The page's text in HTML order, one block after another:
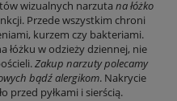
wizualnych narzuta na łóżko
Przede wszystkim chroni
kurzem czy bakteriami.
łóżku w odzieży dziennej, nie
Zakup narzuty polecamy
bądź alergikom. Nakrycie
przed pyłkami i sierścią.